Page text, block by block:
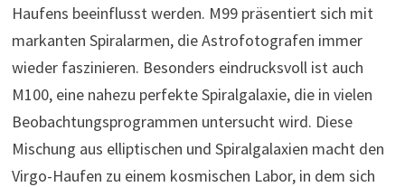
Haufens beeinflusst werden. M99 präsentiert sich mit
markanten Spiralarmen, die Astrofotografen immer
wieder faszinieren. Besonders eindrucksvoll ist auch
M100, eine nahezu perfekte Spiralgalaxie, die in vielen
Beobachtungsprogrammen untersucht wird. Diese
Mischung aus elliptischen und Spiralgalaxien macht den
Virgo-Haufen zu einem kosmischen Labor, in dem sich